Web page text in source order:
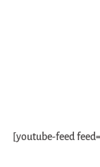
[youtube-feed